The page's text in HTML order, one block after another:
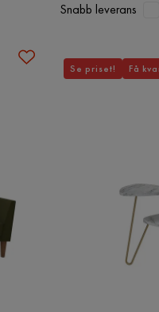
Snabb leverans
Se priset! Få